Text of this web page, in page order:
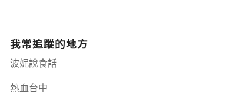
我常追蹤的地方
波妮說食話
熱血台中